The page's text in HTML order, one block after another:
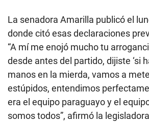
La senadora Amarilla publicó el
donde citó esas declaraciones
“A mí me enojó mucho tu
desde antes del partido, dijiste ‘si
manos en la mierda, vamos a
estúpidos, entendimos
era el equipo paraguayo y el
somos todos”, afirmó la